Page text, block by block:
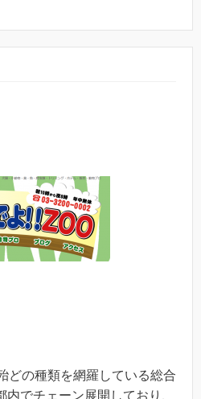
どの種類を網羅している総合
でチェーン展開しており、